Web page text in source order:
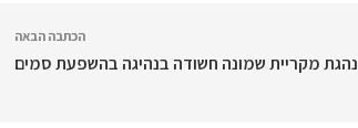
הכתבה הבאה
נהגת מקריית שמונה חשודה בנהיגה בהשפעת סמים